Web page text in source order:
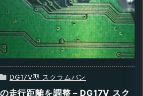
DG17V型 スクラムバン
走行距離を調整 – DG17V スク